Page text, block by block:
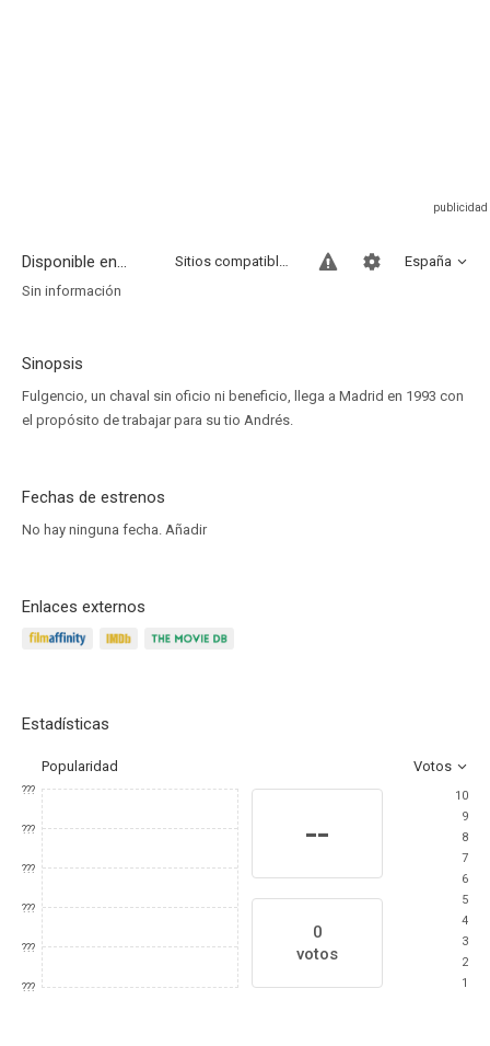
Disponible en... España
Sitios compatibles
Sin información
Sinopsis
Fulgencio, un chaval sin oficio ni beneficio, llega a Madrid en 1993 con
el propósito de trabajar para su tio Andrés.
Fechas de estrenos
No hay ninguna fecha. Añadir
Enlaces externos
Estadísticas
Popularidad Votos
???
???
???
???
???
???
--
0
votos
10
9
8
7
6
5
4
3
2
1